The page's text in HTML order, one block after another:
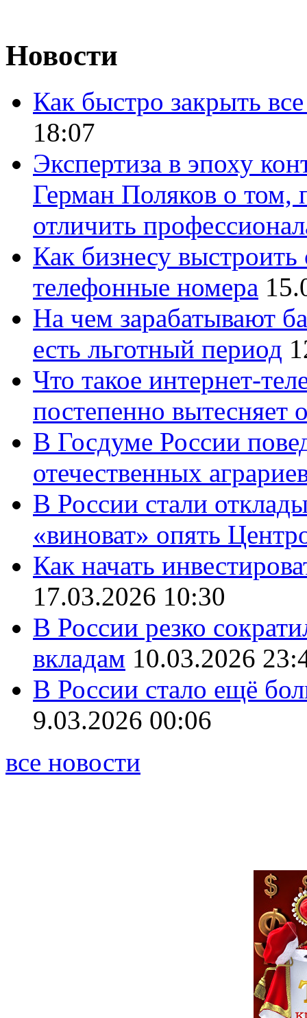
Новости
Как быстро закрыть
18:07
Экспертиза в эпоху
Герман Поляков о том,
отличить
Как бизнесу
телефонные номера
На чем зарабатывают
есть льготный период
Что такое интернет-
постепенно вытесняет
В Госдуме России
отечественных
В России стали
«виноват» опять
Как начать
17.03.2026 10:30
В России резко
вкладам 10.03.2026
В России стало ещё
9.03.2026 00:06
все новости